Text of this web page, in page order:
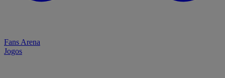
Fans Arena
Jogos